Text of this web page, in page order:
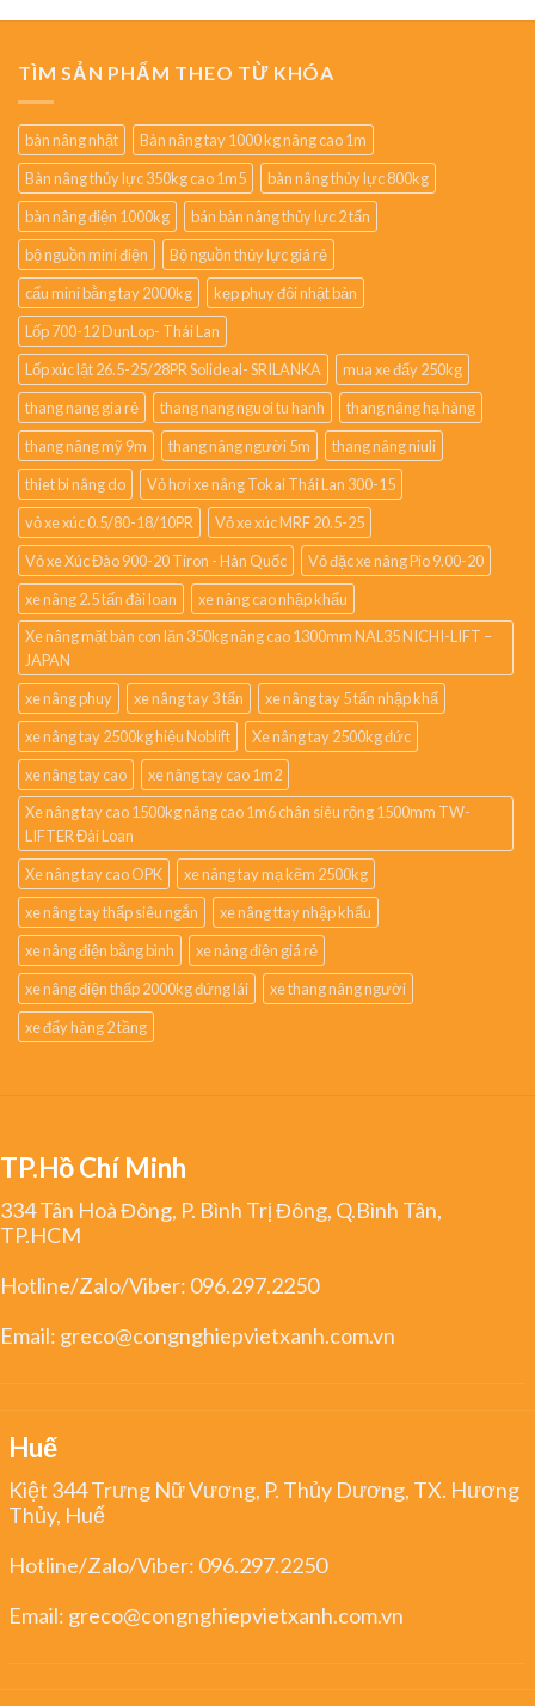
TÌM SẢN PHẨM THEO TỪ KHÓA
bàn nâng nhật
Bàn nâng tay 1000 kg nâng cao 1m
Bàn nâng thủy lực 350kg cao 1m5
bàn nâng thủy lực 800kg
bàn nâng điện 1000kg
bán bàn nâng thủy lực 2 tấn
bộ nguồn mini điện
Bộ nguồn thủy lực giá rẻ
cẩu mini bằng tay 2000kg
kẹp phuy đôi nhật bản
Lốp 700-12 DunLop- Thái Lan
Lốp xúc lật 26.5-25/28PR Solideal- SRILANKA
mua xe đẩy 250kg
thang nang gia rẻ
thang nang nguoi tu hanh
thang nâng hạ hàng
thang nâng mỹ 9m
thang nâng người 5m
thang nâng niuli
thiet bi nâng do
Vỏ hơi xe nâng Tokai Thái Lan 300-15
vỏ xe xúc 0.5/80-18/10PR
Vỏ xe xúc MRF 20.5-25
Vỏ xe Xúc Đào 900-20 Tiron - Hàn Quốc
Vỏ đặc xe nâng Pio 9.00-20
xe nâng 2.5 tấn đài loan
xe nâng cao nhập khẩu
Xe nâng mặt bàn con lăn 350kg nâng cao 1300mm NAL35 NICHI-LIFT –
JAPAN
xe nâng phuy
xe nâng tay 3 tấn
xe nâng tay 5 tấn nhập khẩ
xe nâng tay 2500kg hiệu Noblift
Xe nâng tay 2500kg đức
xe nâng tay cao
xe nâng tay cao 1m2
Xe nâng tay cao 1500kg nâng cao 1m6 chân siêu rộng 1500mm TW-
LIFTER Đài Loan
Xe nâng tay cao OPK
xe nâng tay mạ kẽm 2500kg
xe nâng tay thấp siêu ngắn
xe nâng ttay nhập khẩu
xe nâng điện bằng bình
xe nâng điện giá rẻ
xe nâng điện thấp 2000kg đứng lái
xe thang nâng người
xe đẩy hàng 2 tầng
TP.Hồ Chí Minh
334 Tân Hoà Đông, P. Bình Trị Đông, Q.Bình Tân,
TP.HCM
Hotline/Zalo/Viber: 096.297.2250
Email: greco@congnghiepvietxanh.com.vn
Huế
Kiệt 344 Trưng Nữ Vương, P. Thủy Dương, TX. Hương
Thủy, Huế
Hotline/Zalo/Viber: 096.297.2250
Email: greco@congnghiepvietxanh.com.vn